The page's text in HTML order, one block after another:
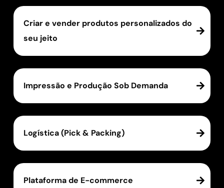
Criar e vender produtos personalizados do
seu jeito
Impressão e Produção Sob Demanda
Logística (Pick & Packing)
Plataforma de E-commerce